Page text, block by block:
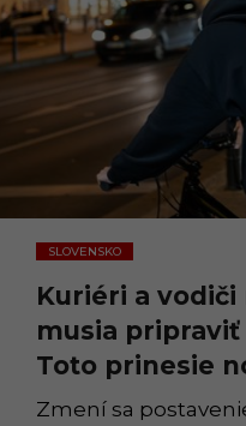
SLOVENSKO
Kuriéri a vodiči
musia
Toto prinesie
Zmení sa